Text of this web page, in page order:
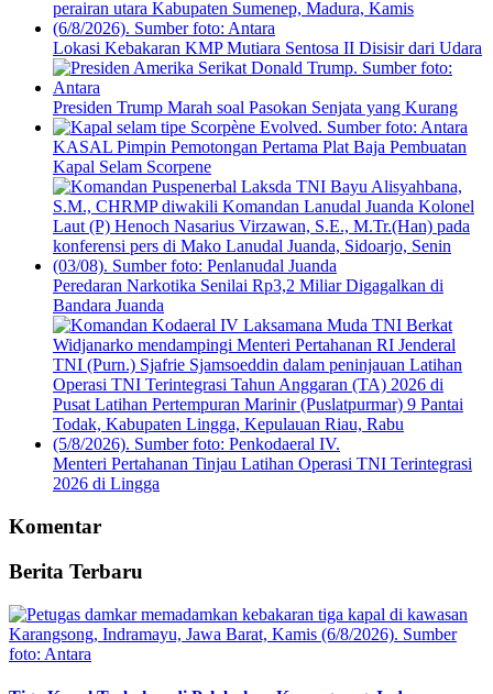
Lokasi Kebakaran KMP Mutiara Sentosa II Disisir dari Udara
Presiden Trump Marah soal Pasokan Senjata yang Kurang
KASAL Pimpin Pemotongan Pertama Plat Baja Pembuatan
Kapal Selam Scorpene
Peredaran Narkotika Senilai Rp3,2 Miliar Digagalkan di
Bandara Juanda
Menteri Pertahanan Tinjau Latihan Operasi TNI Terintegrasi
2026 di Lingga
Komentar
Berita Terbaru